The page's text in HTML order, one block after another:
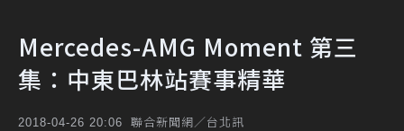
Mercedes-AMG Moment 第三
集：中東巴林站賽事精華
2018-04-26 20:06 聯合新聞網／台北訊